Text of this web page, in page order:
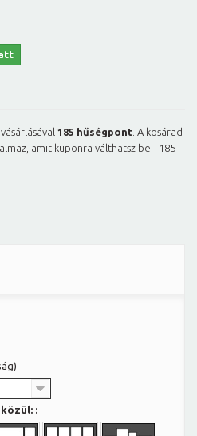
185 hűségpont . A kosárad
amit kuponra válthatsz be - 185
: